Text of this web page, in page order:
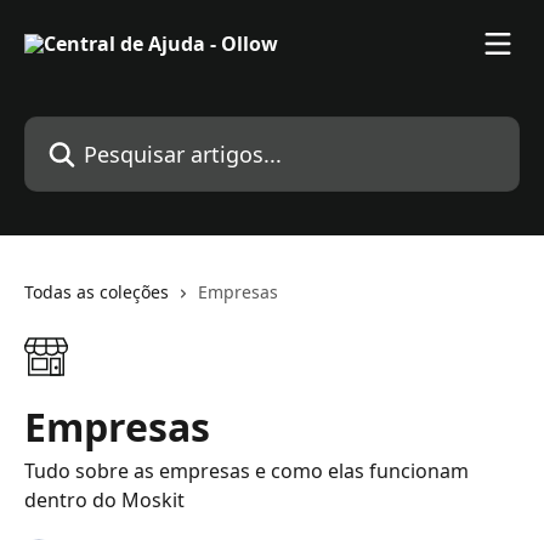
Pesquisar artigos...
Todas as coleções Empresas
Empresas
Tudo sobre as empresas e como elas funcionam
dentro do Moskit